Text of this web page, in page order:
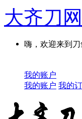
大齐刀网
嗨，欢迎来到
我的账户
我的账户 我的